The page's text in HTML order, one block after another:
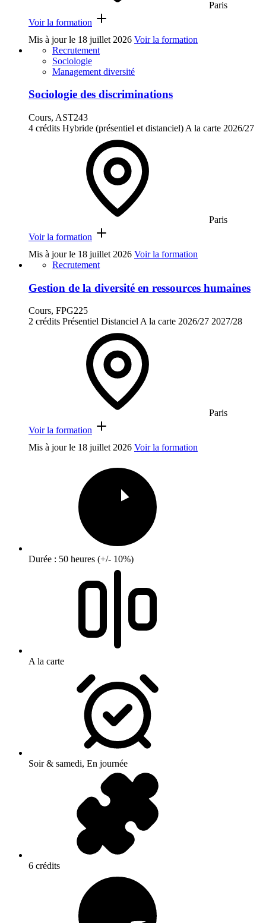
Paris
Voir la formation
Mis à jour le 18 juillet 2026 Voir la formation
Recrutement
Sociologie
Management diversité
Sociologie des discriminations
Cours, AST243
4 crédits Hybride (présentiel et distanciel) A la carte 2026/27
Paris
Voir la formation
Mis à jour le 18 juillet 2026 Voir la formation
Recrutement
Gestion de la diversité en ressources humaines
Cours, FPG225
2 crédits Présentiel DistancielA la carte 2026/27 2027/28
Paris
Voir la formation
Mis à jour le 18 juillet 2026 Voir la formation
Durée : 50 heures (+/- 10%)
A la carte
Soir & samedi, En journée
6 crédits